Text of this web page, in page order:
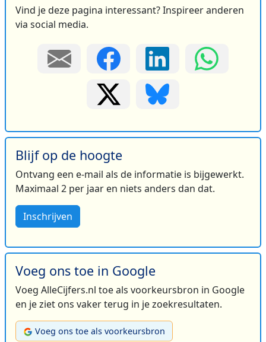
Vind je deze pagina interessant? Inspireer anderen
via social media.
Blijf op de hoogte
Ontvang een e-mail als de informatie is bijgewerkt.
Maximaal 2 per jaar en niets anders dan dat.
Inschrijven
Voeg ons toe in Google
Voeg AlleCijfers.nl toe als voorkeursbron in Google
en je ziet ons vaker terug in je zoekresultaten.
Voeg ons toe als voorkeursbron